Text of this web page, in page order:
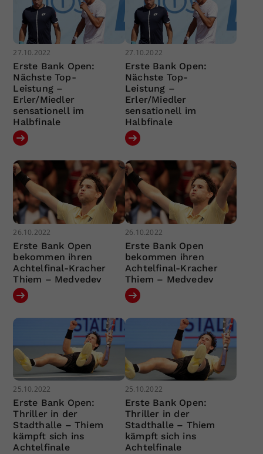
27.10.2022
Erste Bank Open:
Nächste Top-
Leistung –
Erler/Miedler
sensationell im
Halbfinale
27.10.2022
Erste Bank Open:
Nächste Top-
Leistung –
Erler/Miedler
sensationell im
Halbfinale
26.10.2022
Erste Bank Open
bekommen ihren
Achtelfinal-Kracher
Thiem – Medvedev
26.10.2022
Erste Bank Open
bekommen ihren
Achtelfinal-Kracher
Thiem – Medvedev
25.10.2022
Erste Bank Open:
Thriller in der
Stadthalle – Thiem
kämpft sich ins
Achtelfinale
25.10.2022
Erste Bank Open:
Thriller in der
Stadthalle – Thiem
kämpft sich ins
Achtelfinale